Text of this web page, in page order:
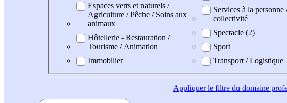
Espaces verts et naturels /
Agriculture / Pêche / Soins aux
animaux
Hôtellerie - Restauration /
Tourisme / Animation
Immobilier
Services à la personne
collectivité
Spectacle (2)
Sport
Transport / Logistique
Appliquerle filtre du domaine